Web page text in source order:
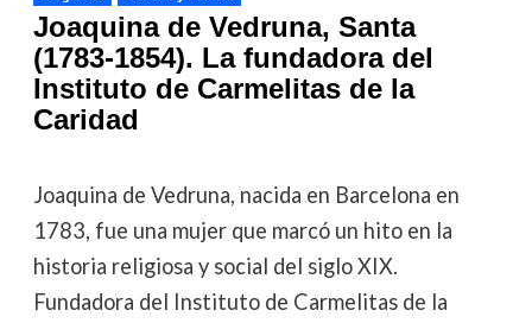
Joaquina de Vedruna, Santa
(1783-1854). La fundadora del
Instituto de Carmelitas de la
Caridad
Joaquina de Vedruna, nacida en Barcelona en
1783, fue una mujer que marcó un hito en la
historia religiosa y social del siglo XIX.
Fundadora del Instituto de Carmelitas de la